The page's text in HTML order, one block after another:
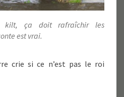
kilt, ça doit rafraîchir les
est vrai.
crie si ce n’est pas le roi